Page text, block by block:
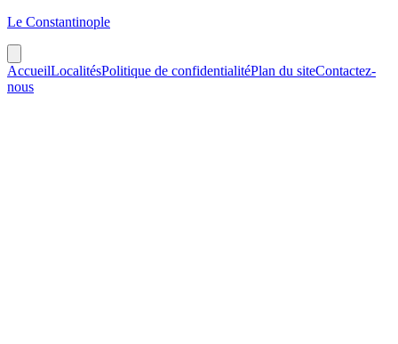
Le Constantinople
AccueilLocalitésPolitique de confidentialitéPlan du siteContactez-
nous